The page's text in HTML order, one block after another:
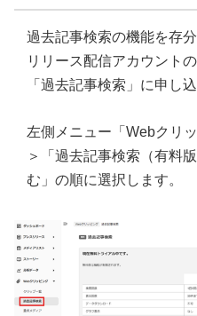
過去記事検索の機能を存
リリース配信アカウント
「過去記事検索」に申し
左側メニュー「Webクリ
＞「過去記事検索（有料
む」の順に選択します。